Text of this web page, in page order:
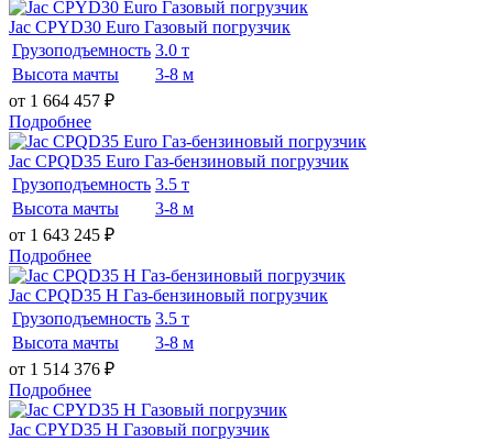
Jac CPYD30 Euro Газовый погрузчик
Грузоподъемность 3.0 т
Высота мачты
3-8 м
от 1 664 457 ₽
Подробнее
Jac CPQD35 Euro Газ-бензиновый погрузчик
Грузоподъемность 3.5 т
Высота мачты
3-8 м
от 1 643 245 ₽
Подробнее
Jac CPQD35 H Газ-бензиновый погрузчик
Грузоподъемность 3.5 т
Высота мачты
3-8 м
от 1 514 376 ₽
Подробнее
Jac CPYD35 H Газовый погрузчик